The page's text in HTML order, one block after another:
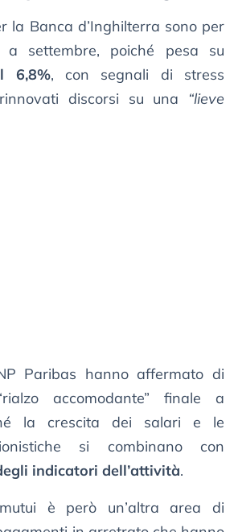
la Banca d’Inghilterra sono per
settembre, poiché pesa su
6,8%, con segnali di stress
discorsi su una “lieve
Paribas hanno affermato di
accomodante” finale a
la crescita dei salari e le
si combinano con
indicatori dell’attività.
è però un’altra area di